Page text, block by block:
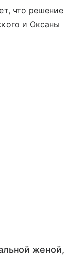
что решение
и Оксаны
женой,